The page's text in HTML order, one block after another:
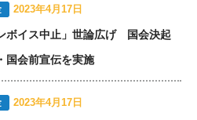
2023年4月17日
ボイス中止」世論広げ 国会決起
国会前宣伝を実施
2023年4月17日